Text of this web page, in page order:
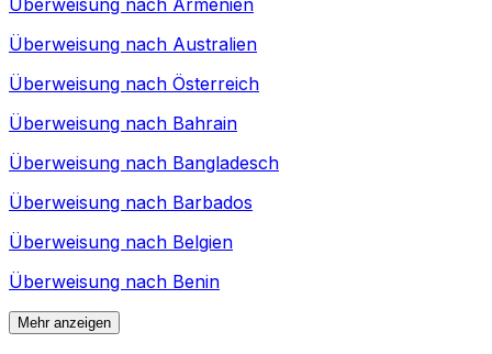
Überweisung nach Armenien
Überweisung nach Australien
Überweisung nach Österreich
Überweisung nach Bahrain
Überweisung nach Bangladesch
Überweisung nach Barbados
Überweisung nach Belgien
Überweisung nach Benin
Mehr anzeigen